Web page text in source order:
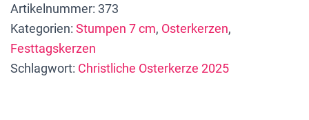
20
x
7
cm,
Artikelnummer: 373
Kategorien: Stumpen 7 cm, Osterkerzen,
Festtagskerzen
Schlagwort: Christliche Osterkerze 2025